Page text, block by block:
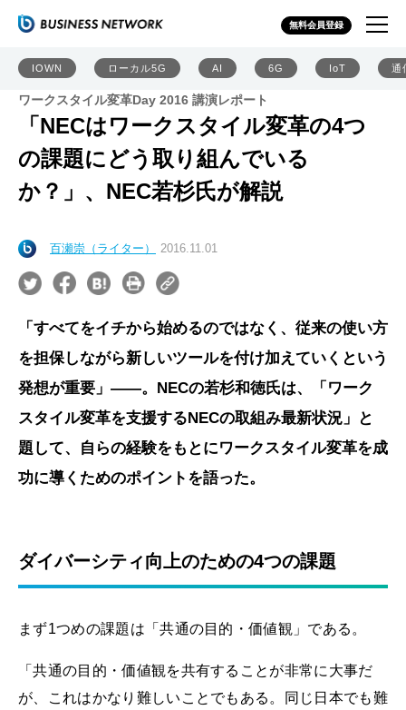
無料会員登録
IOWN ローカル5G AI 6G IoT 通
ワークスタイル変革Day 2016 講演レポート
「NECはワークスタイル変革の4つ
の課題にどう取り組んでいる
か？」、NEC若杉氏が解説
百瀬崇（ライター） 2016.11.01
「すべてをイチから始めるのではなく、従来の使い方
を担保しながら新しいツールを付け加えていくという
発想が重要」――。NECの若杉和徳氏は、「ワーク
スタイル変革を支援するNECの取組み最新状況」と
題して、自らの経験をもとにワークスタイル変革を成
功に導くためのポイントを語った。
ダイバーシティ向上のための4つの課題
まず1つめの課題は「共通の目的・価値観」である。
「共通の目的・価値観を共有することが非常に大事だ
が、これはかなり難しいことでもある。同じ日本でも難